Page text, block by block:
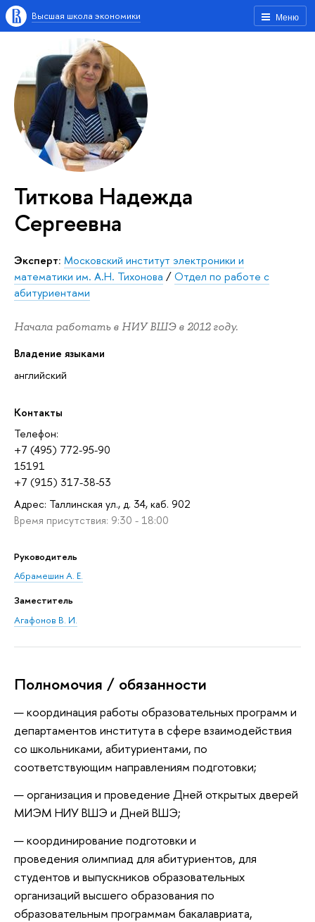
Меню
Высшая школа экономики
Титкова Надежда
Сергеевна
Эксперт: Московский институт электроники и
математики им. А.Н. Тихонова /Отдел по работе с
абитуриентами
Начала работать в НИУ ВШЭ в 2012 году.
Владение языками
английский
Контакты
Телефон:
+7 (495) 772-95-90
15191
+7 (915) 317-38-53
Адрес: Таллинская ул., д. 34, каб. 902
Время присутствия: 9:30 - 18:00
Руководитель
Абрамешин А. Е.
Заместитель
Агафонов В. И.
Полномочия / обязанности
координация работы образовательных программ и
департаментов института в сфере взаимодействия
со школьниками, абитуриентами, по
соответствующим направлениям подготовки;
организация и проведение Дней открытых дверей
МИЭМ НИУ ВШЭ и Дней ВШЭ;
координирование подготовки и
проведения олимпиад для абитуриентов, для
студентов и выпускников образовательных
организаций высшего образования по
образовательным программам бакалавриата,